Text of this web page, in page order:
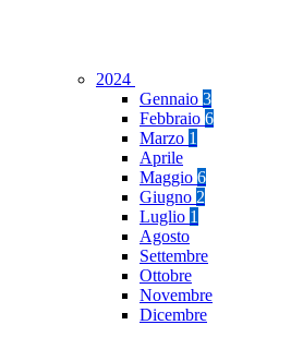
2024
Gennaio 3
Febbraio 6
Marzo 1
Aprile
Maggio 6
Giugno 2
Luglio 1
Agosto
Settembre
Ottobre
Novembre
Dicembre